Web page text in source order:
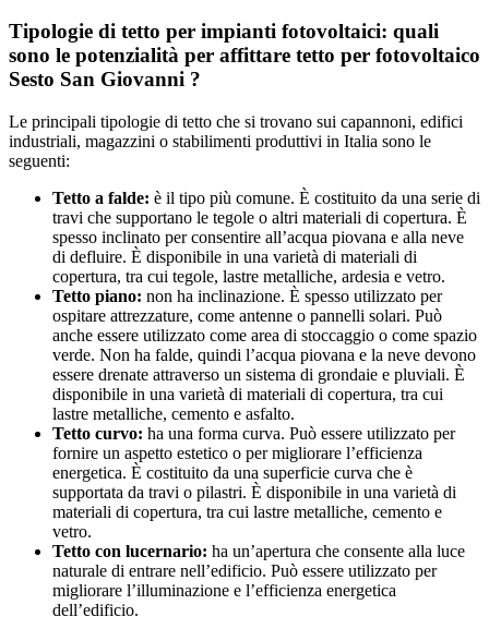
Tipologie di tetto per impianti fotovoltaici: quali
sono le potenzialità per affittare tetto per fotovoltaico
Sesto San Giovanni ?
Le principali tipologie di tetto che si trovano sui capannoni, edifici
industriali, magazzini o stabilimenti produttivi in Italia sono le
seguenti:
Tetto a falde: è il tipo più comune. È costituito da una serie di
travi che supportano le tegole o altri materiali di copertura. È
spesso inclinato per consentire all’acqua piovana e alla neve
di defluire. È disponibile in una varietà di materiali di
copertura, tra cui tegole, lastre metalliche, ardesia e vetro.
Tetto piano: non ha inclinazione. È spesso utilizzato per
ospitare attrezzature, come antenne o pannelli solari. Può
anche essere utilizzato come area di stoccaggio o come spazio
verde. Non ha falde, quindi l’acqua piovana e la neve devono
essere drenate attraverso un sistema di grondaie e pluviali. È
disponibile in una varietà di materiali di copertura, tra cui
lastre metalliche, cemento e asfalto.
Tetto curvo: ha una forma curva. Può essere utilizzato per
fornire un aspetto estetico o per migliorare l’efficienza
energetica. È costituito da una superficie curva che è
supportata da travi o pilastri. È disponibile in una varietà di
materiali di copertura, tra cui lastre metalliche, cemento e
vetro.
Tetto con lucernario: ha un’apertura che consente alla luce
naturale di entrare nell’edificio. Può essere utilizzato per
migliorare l’illuminazione e l’efficienza energetica
dell’edificio.